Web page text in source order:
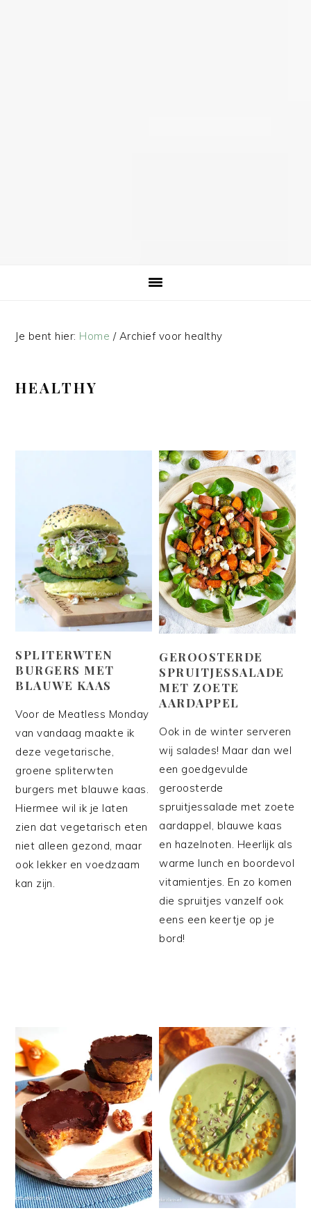
Je bent hier: Home /Archief voor healthy
HEALTHY
SPLITERWTEN
BURGERS MET
BLAUWE KAAS
Voor de Meatless Monday
van vandaag maakte ik
deze vegetarische,
groene spliterwten
burgers met blauwe kaas.
Hiermee wil ik je laten
zien dat vegetarisch eten
niet alleen gezond, maar
ook lekker en voedzaam
kan zijn.
GEROOSTERDE
SPRUITJESSALADE
MET ZOETE
AARDAPPEL
Ook in de winter serveren
wij salades! Maar dan wel
een goedgevulde
geroosterde
spruitjessalade met zoete
aardappel, blauwe kaas
en hazelnoten. Heerlijk als
warme lunch en boordevol
vitamientjes. En zo komen
die spruitjes vanzelf ook
eens een keertje op je
bord!